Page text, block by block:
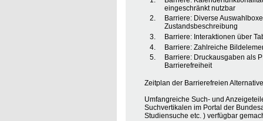
eingeschränkt nutzbar
Barriere: Diverse
Zustandsbeschreibung
Barriere: Interaktionen über
Barriere: Zahlreiche
Barriere: Druckausgaben als
Barrierefreiheit
Zeitplan der Barrierefreien
Umfangreiche Such- und
Suchvertikalen im Portal der
Studiensuche etc. ) verfügbar